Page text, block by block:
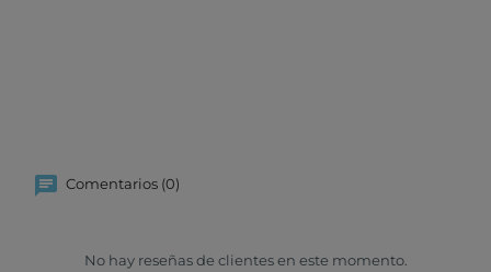
Comentarios (0)
No hay reseñas de clientes en este momento.